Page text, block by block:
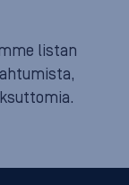
listan